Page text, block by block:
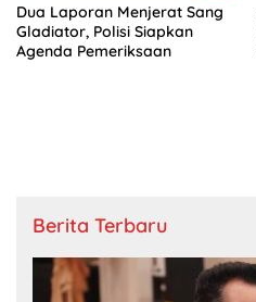
Dua Laporan Menjerat Sang
Gladiator, Polisi Siapkan
Agenda Pemeriksaan
Berita Terbaru